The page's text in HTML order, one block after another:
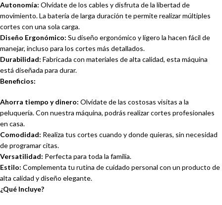
Autonomía: Olvídate de los cables y disfruta de la libertad de
movimiento. La batería de larga duración te permite realizar múltiples
cortes con una sola carga.
Diseño Ergonómico: Su diseño ergonómico y ligero la hacen fácil de
manejar, incluso para los cortes más detallados.
Durabilidad: Fabricada con materiales de alta calidad, esta máquina
está diseñada para durar.
Beneficios:
Ahorra tiempo y dinero: Olvídate de las costosas visitas a la
peluquería. Con nuestra máquina, podrás realizar cortes profesionales
en casa.
Comodidad: Realiza tus cortes cuando y donde quieras, sin necesidad
de programar citas.
Versatilidad: Perfecta para toda la familia.
Estilo: Complementa tu rutina de cuidado personal con un producto de
alta calidad y diseño elegante.
¿Qué Incluye?